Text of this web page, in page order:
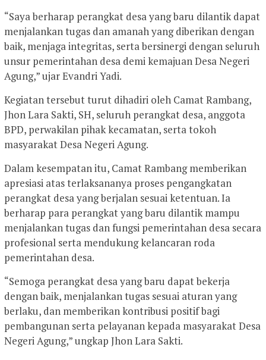
“Saya berharap perangkat desa yang baru dilantik dapat
menjalankan tugas dan amanah yang diberikan dengan
baik, menjaga integritas, serta bersinergi dengan seluruh
unsur pemerintahan desa demi kemajuan Desa Negeri
Agung,” ujar Evandri Yadi.
Kegiatan tersebut turut dihadiri oleh Camat Rambang,
Jhon Lara Sakti, SH, seluruh perangkat desa, anggota
BPD, perwakilan pihak kecamatan, serta tokoh
masyarakat Desa Negeri Agung.
Dalam kesempatan itu, Camat Rambang memberikan
apresiasi atas terlaksananya proses pengangkatan
perangkat desa yang berjalan sesuai ketentuan. Ia
berharap para perangkat yang baru dilantik mampu
menjalankan tugas dan fungsi pemerintahan desa secara
profesional serta mendukung kelancaran roda
pemerintahan desa.
“Semoga perangkat desa yang baru dapat bekerja
dengan baik, menjalankan tugas sesuai aturan yang
berlaku, dan memberikan kontribusi positif bagi
pembangunan serta pelayanan kepada masyarakat Desa
Negeri Agung,” ungkap Jhon Lara Sakti.